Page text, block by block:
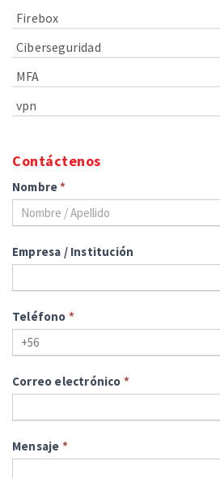
Firebox
Ciberseguridad
MFA
vpn
Contáctenos
Nombre*
Empresa / Institución
Teléfono *
Correo electrónico *
Mensaje *